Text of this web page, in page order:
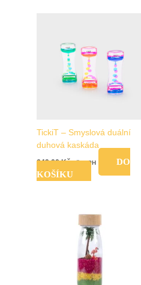
TickiT – Smyslová duální
duhová kaskáda
649,00Kč vč. DPH
DO
KOŠÍKU